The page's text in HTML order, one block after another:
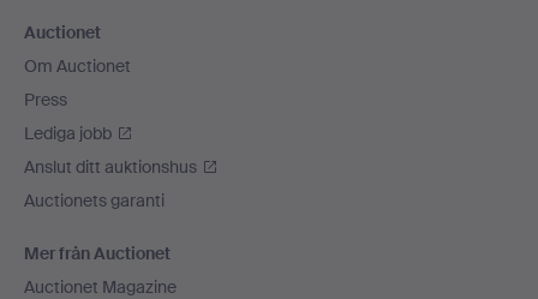
Auctionet
Om Auctionet
Press
Lediga jobb
Anslut ditt auktionshus
Auctionets garanti
Mer från Auctionet
Auctionet Magazine